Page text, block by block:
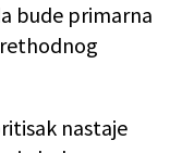
bude primarna
nastaje